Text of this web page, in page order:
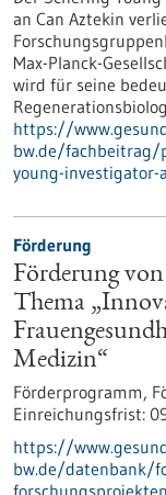
an Can Aztekin
Max-Planck-
wird für seine
https://
bw.de/fachbeitrag/
young-investigator-
Förderung
Förderung
Thema
Medizin“
Förderprogramm,
Einreichungsfrist:
https://
bw.de/datenbank/